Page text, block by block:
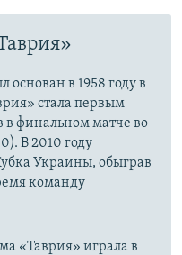
основан в 1958 году в
стала первым
финальном матче во
В 2010 году
Украины, обыграв
команду
«Таврия» играла в